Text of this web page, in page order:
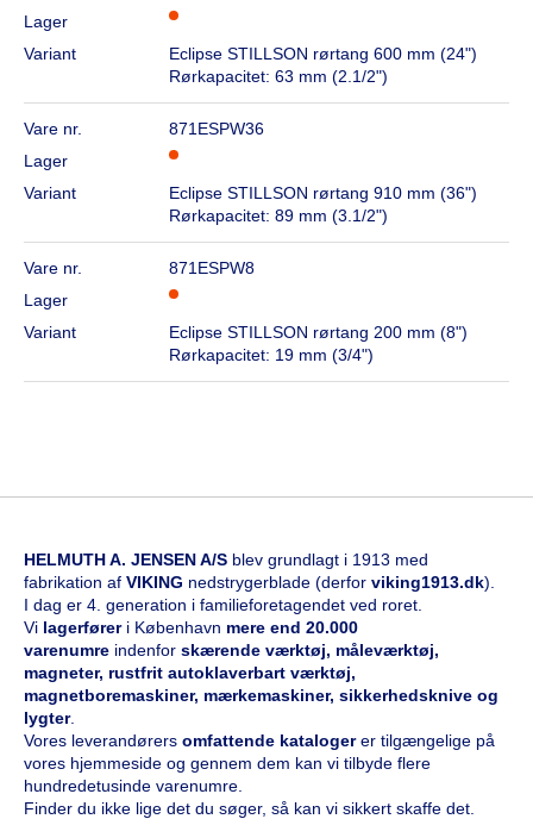
Lager
Variant
Eclipse STILLSON rørtang 600 mm (24")
Rørkapacitet: 63 mm (2.1/2")
Vare nr.
871ESPW36
Lager
Variant
Eclipse STILLSON rørtang 910 mm (36")
Rørkapacitet: 89 mm (3.1/2")
Vare nr.
871ESPW8
Lager
Variant
Eclipse STILLSON rørtang 200 mm (8")
Rørkapacitet: 19 mm (3/4")
HELMUTH A. JENSEN A/S blev grundlagt i 1913 med
fabrikation af VIKING nedstrygerblade (derfor viking1913.dk).
I dag er 4. generation i familieforetagendet ved roret.
Vi lagerfører i København mere end 20.000
varenumre indenfor skærende værktøj, måleværktøj,
magneter, rustfrit autoklaverbart værktøj,
magnetboremaskiner, mærkemaskiner, sikkerhedsknive og
lygter.
Vores leverandørers omfattende katalogerer tilgængelige på
vores hjemmeside og gennem dem kan vi tilbyde flere
hundredetusinde varenumre.
Finder du ikke lige det du søger, så kan vi sikkert skaffe det.